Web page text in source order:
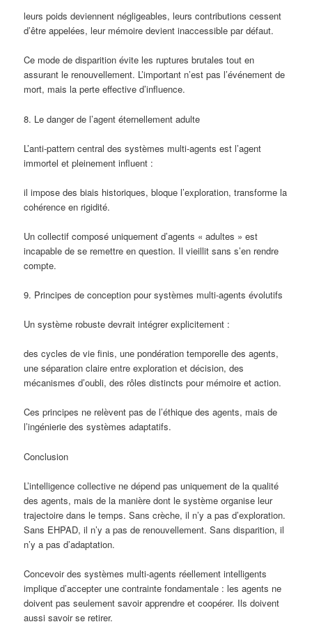
leurs poids deviennent négligeables, leurs contributions cessent
d’être appelées, leur mémoire devient inaccessible par défaut.
Ce mode de disparition évite les ruptures brutales tout en
assurant le renouvellement. L’important n’est pas l’événement de
mort, mais la perte effective d’influence.
8. Le danger de l’agent éternellement adulte
L’anti-pattern central des systèmes multi-agents est l’agent
immortel et pleinement influent :
il impose des biais historiques, bloque l’exploration, transforme la
cohérence en rigidité.
Un collectif composé uniquement d’agents « adultes » est
incapable de se remettre en question. Il vieillit sans s’en rendre
compte.
9. Principes de conception pour systèmes multi-agents évolutifs
Un système robuste devrait intégrer explicitement :
des cycles de vie finis, une pondération temporelle des agents,
une séparation claire entre exploration et décision, des
mécanismes d’oubli, des rôles distincts pour mémoire et action.
Ces principes ne relèvent pas de l’éthique des agents, mais de
l’ingénierie des systèmes adaptatifs.
Conclusion
L’intelligence collective ne dépend pas uniquement de la qualité
des agents, mais de la manière dont le système organise leur
trajectoire dans le temps. Sans crèche, il n’y a pas d’exploration.
Sans EHPAD, il n’y a pas de renouvellement. Sans disparition, il
n’y a pas d’adaptation.
Concevoir des systèmes multi-agents réellement intelligents
implique d’accepter une contrainte fondamentale : les agents ne
doivent pas seulement savoir apprendre et coopérer. Ils doivent
aussi savoir se retirer.